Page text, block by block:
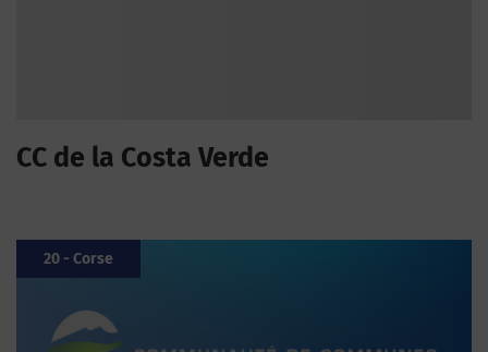
CC de la Costa Verde
20 - Corse